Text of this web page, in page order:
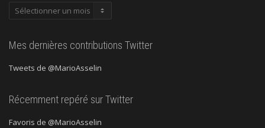
Publications
Mes dernières contributions Twitter
Tweets de @MarioAsselin
Récemment repéré sur Twitter
Favoris de @MarioAsselin